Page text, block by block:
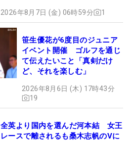
2026年8月7日 (金) 06時59分 1
笹生優花が6度目のジュニア
イベント開催 ゴルフを通じ
て伝えたいこと「真剣だけ
ど、それを楽しむ」
2026年8月6日 (木) 17時43分
19
全英より国内を選んだ河本結 女王
レースで離されるも桑木志帆のVに